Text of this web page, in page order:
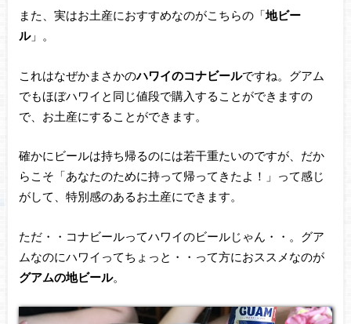
また、実はお土産におすすめなのがこちらの「地ビー
ル」。
これはなぜかまさかのハワイのコナビールですね。グアム
でもほぼハワイと同じ値段で購入することができますの
で、お土産にすることができます。
確かにビールは持ち帰るのには若干重たいのですが、だか
らこそ「あなたのために持って帰ってきたよ！」って感じ
がして、特別感のあるお土産にできます。
ただ・・コナビールってハワイのビールじゃん・・。グア
ムなのにハワイってちょっと・・って方におススメなのが
グアムの地ビール。